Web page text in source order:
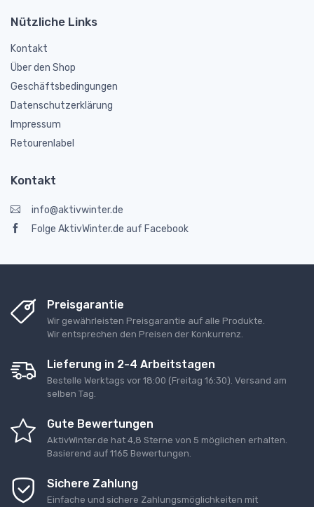
Nützliche Links
Kontakt
Über den Shop
Geschäftsbedingungen
Datenschutzerklärung
Impressum
Retourenlabel
Kontakt
info@aktivwinter.de
Folge AktivWinter.de auf Facebook
Preisgarantie
Wir gewährleisten Preisgarantie auf alle Produkte.
Wir entsprechen den Preisen der Konkurrenz.
Lieferung in 2-4 Arbeitstagen
Bestelle Werktags vor 18:00 (Freitag 16:30). Versand am
selben Tag.
Gute Bewertungen
AktivWinter.de hat 4,8 Sterne von 5 möglichen erhalten
Basierend auf 1165 Bewertungen.
Sichere Zahlung
Einfache und sichere Zahlungsmöglichkeiten mit